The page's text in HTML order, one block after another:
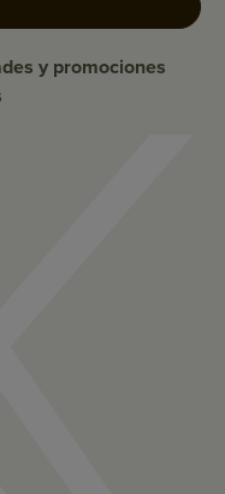
y promociones